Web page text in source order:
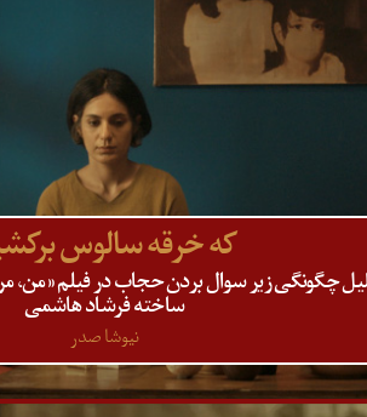
که خرقه سالوس
ساخته فرشاد هاشمی
نیوشا صدر